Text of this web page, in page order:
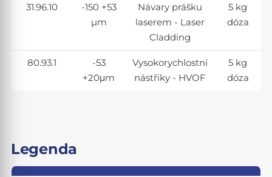
31.96.10
-150 +53
µm
Návary prášku
laserem - Laser
Cladding
5 kg
dóza
80.93.1
-53
+20μm
Vysokorychlostní
nástřiky - HVOF
5 kg
dóza
Legenda